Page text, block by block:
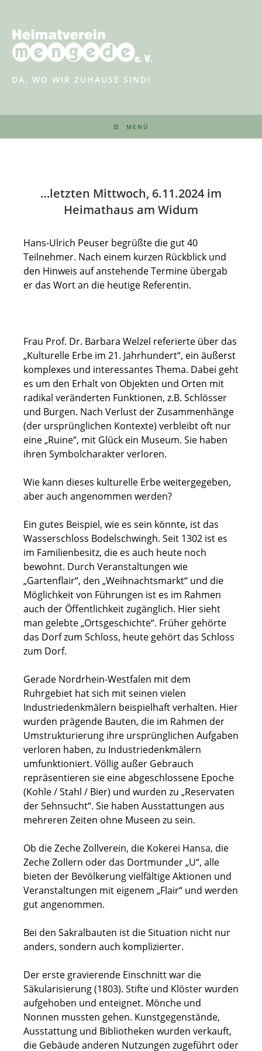
springen
DA, WO WIR ZUHAUSE SIND!
MENÜ
…letzten Mittwoch, 6.11.2024 im
Heimathaus am Widum
Hans-Ulrich Peuser begrüßte die gut 40
Teilnehmer. Nach einem kurzen Rückblick und
den Hinweis auf anstehende Termine übergab
er das Wort an die heutige Referentin.
Frau Prof. Dr. Barbara Welzel referierte über das
„Kulturelle Erbe im 21. Jahrhundert“, ein äußerst
komplexes und interessantes Thema. Dabei geht
es um den Erhalt von Objekten und Orten mit
radikal veränderten Funktionen, z.B. Schlösser
und Burgen. Nach Verlust der Zusammenhänge
(der ursprünglichen Kontexte) verbleibt oft nur
eine „Ruine“, mit Glück ein Museum. Sie haben
ihren Symbolcharakter verloren.
Wie kann dieses kulturelle Erbe weitergegeben,
aber auch angenommen werden?
Ein gutes Beispiel, wie es sein könnte, ist das
Wasserschloss Bodelschwingh. Seit 1302 ist es
im Familienbesitz, die es auch heute noch
bewohnt. Durch Veranstaltungen wie
„Gartenflair“, den „Weihnachtsmarkt“ und die
Möglichkeit von Führungen ist es im Rahmen
auch der Öffentlichkeit zugänglich. Hier sieht
man gelebte „Ortsgeschichte“. Früher gehörte
das Dorf zum Schloss, heute gehört das Schloss
zum Dorf.
Gerade Nordrhein-Westfalen mit dem
Ruhrgebiet hat sich mit seinen vielen
Industriedenkmälern beispielhaft verhalten. Hier
wurden prägende Bauten, die im Rahmen der
Umstrukturierung ihre ursprünglichen Aufgaben
verloren haben, zu Industriedenkmälern
umfunktioniert. Völlig außer Gebrauch
repräsentieren sie eine abgeschlossene Epoche
(Kohle / Stahl / Bier) und wurden zu „Reservaten
der Sehnsucht“. Sie haben Ausstattungen aus
mehreren Zeiten ohne Museen zu sein.
Ob die Zeche Zollverein, die Kokerei Hansa, die
Zeche Zollern oder das Dortmunder „U“, alle
bieten der Bevölkerung vielfältige Aktionen und
Veranstaltungen mit eigenem „Flair“ und werden
gut angenommen.
Bei den Sakralbauten ist die Situation nicht nur
anders, sondern auch komplizierter.
Der erste gravierende Einschnitt war die
Säkularisierung (1803). Stifte und Klöster wurden
aufgehoben und enteignet. Mönche und
Nonnen mussten gehen. Kunstgegenstände,
Ausstattung und Bibliotheken wurden verkauft,
die Gebäude anderen Nutzungen zugeführt oder